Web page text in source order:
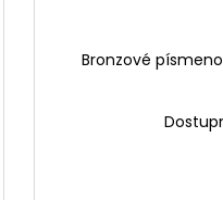
Bronzové